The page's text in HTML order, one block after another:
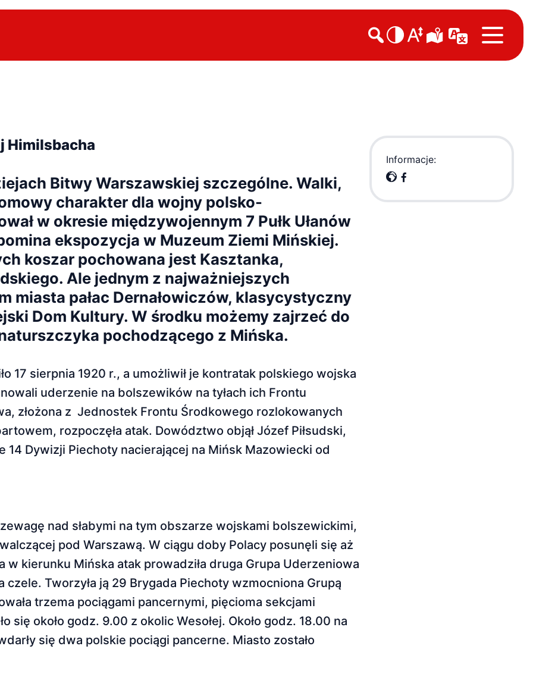

Himilsbacha
Bitwy Warszawskiej szczególne. Walki,
charakter dla wojny polsko-
w okresie międzywojennym 7 Pułk Ułanów
ekspozycja w Muzeum Ziemi Mińskiej.
koszar pochowana jest Kasztanka,
Ale jednym z najważniejszych
miasta pałac Dernałowiczów, klasycystyczny
Dom Kultury. W środku możemy zajrzeć do
pochodzącego z Mińska.
17 sierpnia 1920 r., a umożliwił je kontratak polskiego wojska
uderzenie na bolszewików na tyłach ich Frontu
złożona z Jednostek Frontu Środkowego rozlokowanych
rozpoczęła atak. Dowództwo objął Józef Piłsudski,
Dywizji Piechoty nacierającej na Mińsk Mazowiecki od
nad słabymi na tym obszarze wojskami bolszewickimi,
pod Warszawą. W ciągu doby Polacy posunęli się aż
w kierunku Mińska atak prowadziła druga Grupa Uderzeniowa
czele. Tworzyła ją 29 Brygada Piechoty wzmocniona Grupą
trzema pociągami pancernymi, pięcioma sekcjami
się około godz. 9.00 z okolic Wesołej. Około godz. 18.00 na
się dwa polskie pociągi pancerne. Miasto zostało
Informacje: